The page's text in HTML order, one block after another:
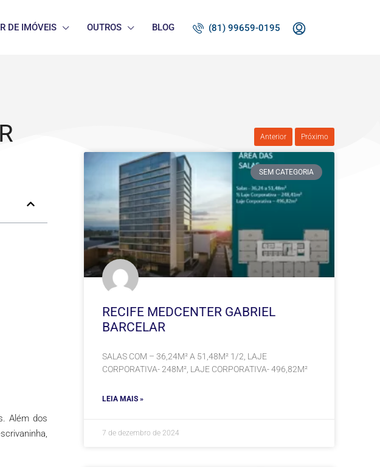
DE IMÓVEIS OUTROS BLOG (81) 99659-0195
Além dos
Anterior Próximo
SEM CATEGORIA
RECIFE MEDCENTER GABRIEL
BARCELAR
SALAS COM – 36,24M² A 51,48M² 1/2, LAJE
CORPORATIVA- 248M², LAJE CORPORATIVA- 496,82M²
LEIA MAIS »
7 de dezembro de 2024